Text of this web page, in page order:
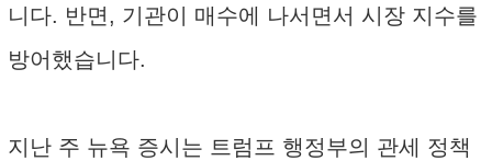
니다. 반면, 기관이 매수에 나서면서 시장 지수를
방어했습니다.
지난 주 뉴욕 증시는 트럼프 행정부의 관세 정책